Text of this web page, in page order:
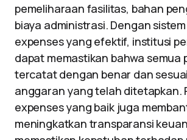
pemeliharaan fasilitas, bahan
biaya administrasi. Dengan
expenses yang efektif, institusi
dapat memastikan bahwa semua
tercatat dengan benar dan
anggaran yang telah ditetapkan.
expenses yang baik juga
meningkatkan transparansi